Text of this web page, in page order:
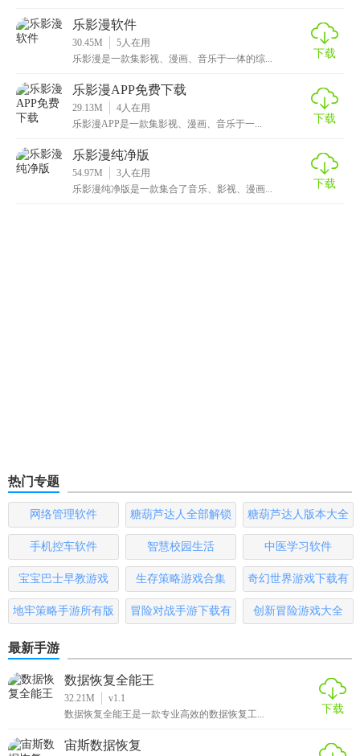
乐影漫软件
30.45M 5 人在用
乐影漫是一款集影视、漫画、音乐于一体的综...
下载
乐影漫APP免费下载
29.13M 4 人在用
乐影漫APP是一款集影视、漫画、音乐于一...
下载
乐影漫纯净版
54.97M 3 人在用
乐影漫纯净版是一款集合了音乐、影视、漫画...
下载
热门专题
网络管理软件
糖葫芦达人全部解锁
版
糖葫芦达人版本大全
手机控车软件 智慧校园生活 中医学习软件
宝宝巴士早教游戏 生存策略游戏合集
奇幻世界游戏下载有
哪些
地牢策略手游所有版
冒险对战手游下载有
创新冒险游戏大全
最新手游
数据恢复全能王
32.21M
v1.1
数据恢复全能王是一款专业高效的数据恢复工...
下载
宙斯数据恢复